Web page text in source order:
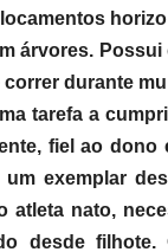
árvores.
durante
tarefa a
fiel ao
exemplar
nato,
desde filhote.